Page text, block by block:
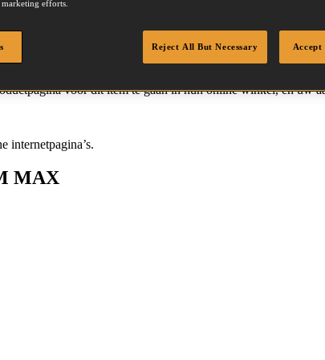
voor dit item te gaan in hun online winkel, en uw
internetpagina’s.
MAX
efforts.
Reject All But Necessary Accept